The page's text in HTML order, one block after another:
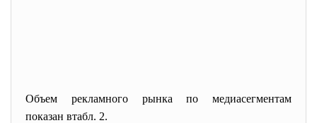
Объем рекламного рынка по медиасегментам
показан втабл. 2.